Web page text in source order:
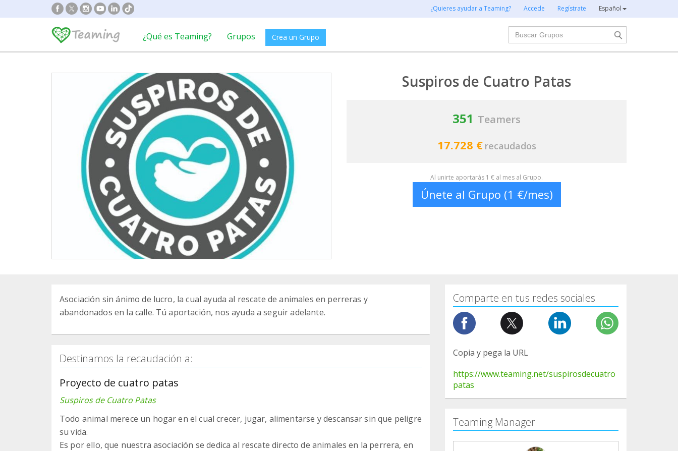
¿Quieres ayudar a Teaming? Accede Regístrate Español
¿Qué es Teaming? Grupos Crea un Grupo
Buscar
Suspiros de Cuatro Patas
351 Teamers
17.728 € recaudados
Al unirte aportarás 1 € al mes al Grupo.
Únete al Grupo (1 €/mes)
Asociación sin ánimo de lucro, la cual ayuda al rescate de animales en perreras y
abandonados en la calle. Tú aportación, nos ayuda a seguir adelante.
Destinamos la recaudación a:
Proyecto de cuatro patas
Suspiros de Cuatro Patas
Todo animal merece un hogar en el cual crecer, jugar, alimentarse y descansar sin que peligre
su vida.
Es por ello, que nuestra asociación se dedica al rescate directo de animales en la perrera, en
Comparte en tus redes sociales
Copia y pega la URL
https://www.teaming.net/suspirosdecuatro
patas
Teaming Manager